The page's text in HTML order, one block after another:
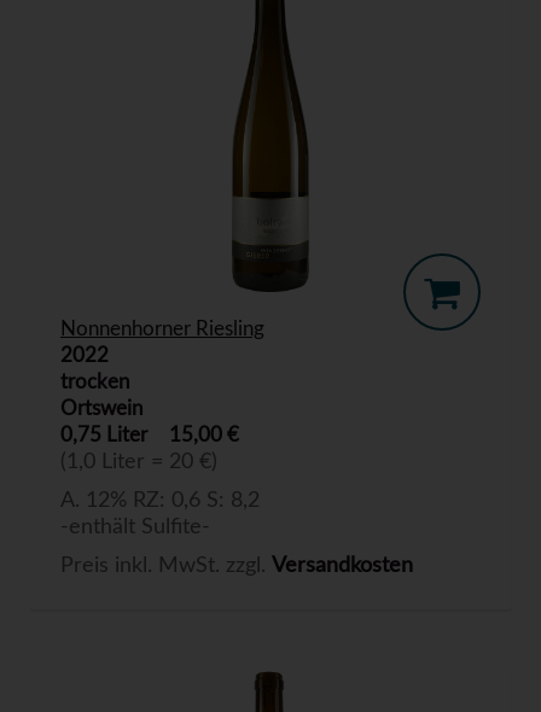
Nonnenhorner Riesling
2022
trocken
Ortswein
0,75 Liter
15,00 €
(1,0 Liter = 20 €)
A. 12% RZ: 0,6 S: 8,2
-enthält Sulfite-
Preis inkl. MwSt. zzgl. Versandkosten